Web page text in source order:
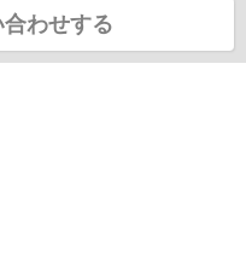
わせする